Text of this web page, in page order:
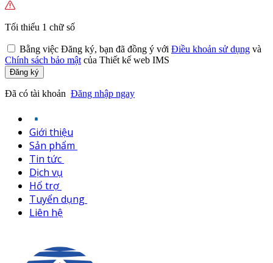
Tối thiểu 1 chữ số
Bằng việc Đăng ký, bạn đã đồng ý với Điều khoản sử dụng và
Chính sách bảo mật của Thiết kế web IMS
Đăng ký
Đã có tài khoản Đăng nhập ngay
Giới thiệu
Sản phẩm
Tin tức
Dịch vụ
Hổ trợ
Tuyển dụng
Liên hệ